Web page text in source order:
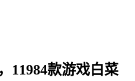
11984款游戏白菜